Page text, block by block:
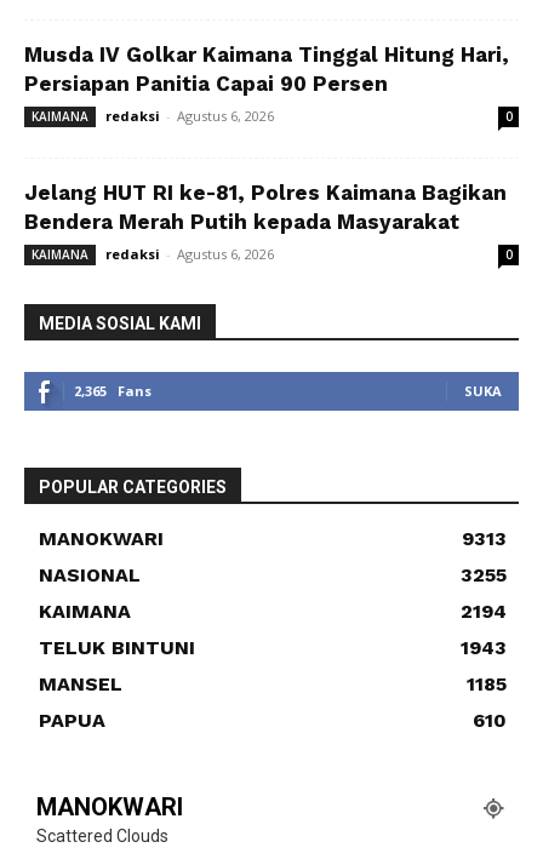
Musda IV Golkar Kaimana Tinggal Hitung Hari,
Persiapan Panitia Capai 90 Persen
KAIMANA redaksi - Agustus 6, 2026 0
Jelang HUT RI ke-81, Polres Kaimana Bagikan
Bendera Merah Putih kepada Masyarakat
KAIMANA redaksi - Agustus 6, 2026 0
MEDIA SOSIAL KAMI
2,365 Fans SUKA
POPULAR CATEGORIES
MANOKWARI
9313
NASIONAL
3255
KAIMANA
2194
TELUK BINTUNI
1943
MANSEL
1185
PAPUA
610
MANOKWARI
Scattered Clouds